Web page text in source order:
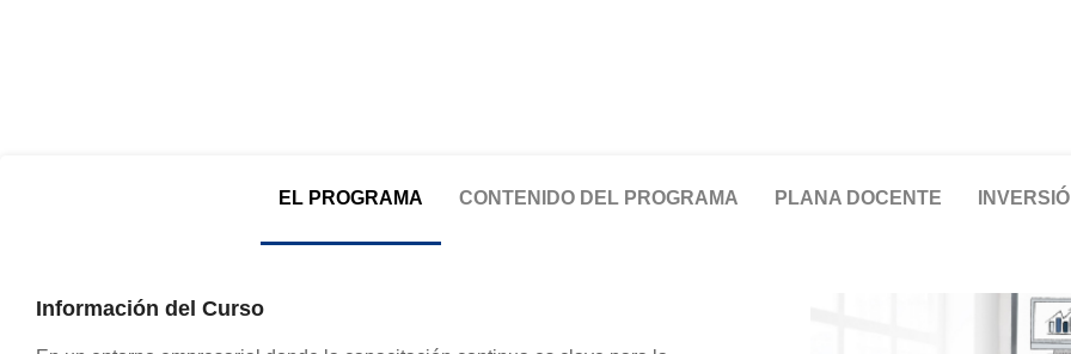
EL PROGRAMA
Información del Curso
CONTENIDO DEL PROGRAMA PLANA DOCENTE